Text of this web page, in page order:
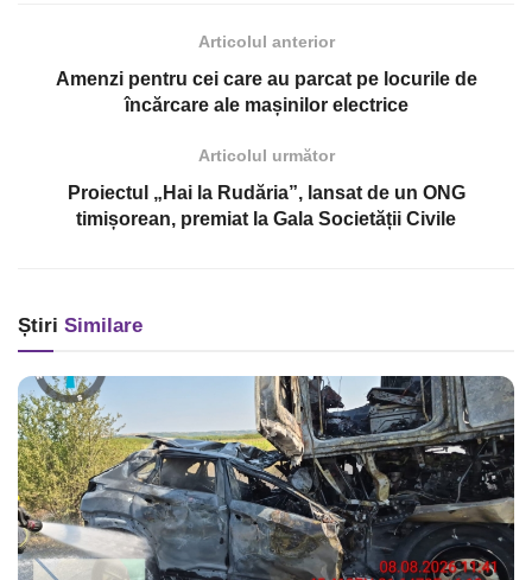
Articolul anterior
Amenzi pentru cei care au parcat pe locurile de
încărcare ale mașinilor electrice
Articolul următor
Proiectul „Hai la Rudăria”, lansat de un ONG
timișorean, premiat la Gala Societății Civile
Știri Similare